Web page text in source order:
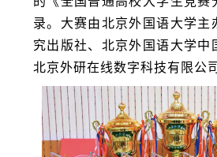
录。大赛由北京外国语大学主
究出版社、北京外国语大学中
北京外研在线数字科技有限公